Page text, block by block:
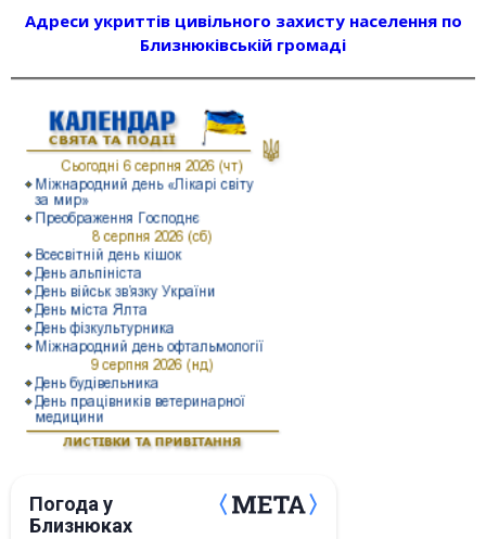
Адреси укриттів цивільного захисту населення по
Близнюківській громаді
Погода у
Близнюках